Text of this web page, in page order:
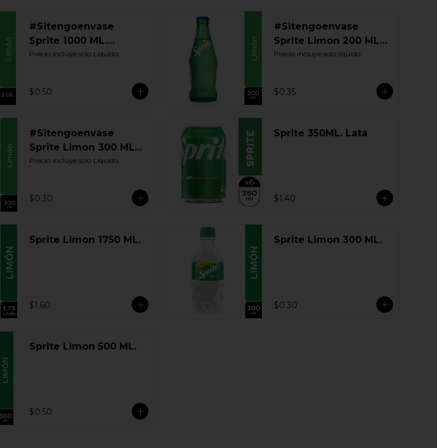
#Sitengoenvase
Sprite 1000 ML.
Retornable
Precio incluye solo Liquido
$0.50
#Sitengoenvase
Sprite Limon 200 ML.
Retornable
Precio incluye solo líquido
$0.35
#Sitengoenvase
Sprite Limon 300 ML.
Retornable
Precio incluye solo Liquido
$0.30
Sprite 350ML. Lata
$1.40
Sprite Limon 1750 ML.
$1.60
Sprite Limon 300 ML.
$0.30
Sprite Limon 500 ML.
$0.50